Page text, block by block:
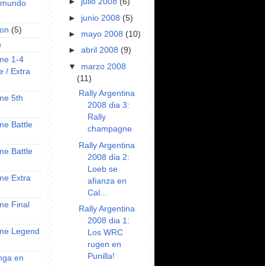
(5)
1-4
/ Extra
5th
Battle
Battle
Extra
Final
Legend
en
► junio 2008 (5)
► mayo 2008 (10)
►abril 2008 (9)
▼ marzo 2008
(11)
Rally Argentina
2008 dia 3:
Rally
champagne
Rally Argentina
2008 dia 2:
Loeb se
afianza en
Cal...
Rally Argentina
2008 dia 1:
Los WRC
rugen en
Punilla!